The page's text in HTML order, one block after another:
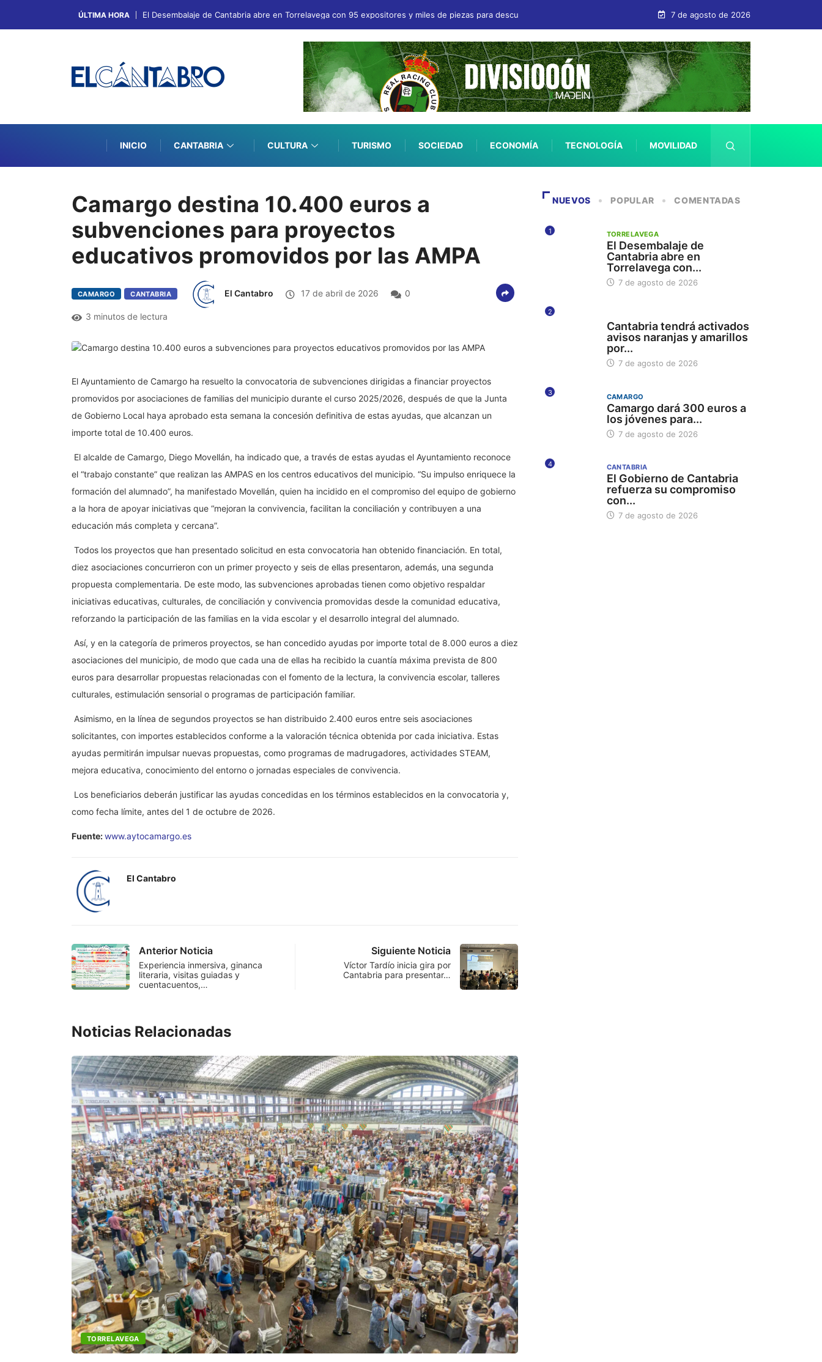
ÚLTIMA HORA El Desembalaje de Cantabria abre en Torrelavega con 95 expositores y miles de piezas para descubrir 7 de agosto de 2026
INICIO CANTABRIA CULTURA TURISMO SOCIEDAD ECONOMÍA TECNOLOGÍA MOVILIDAD
Camargo destina 10.400 euros a
subvenciones para proyectos
educativos promovidos por las AMPA
CAMARGO CANTABRIA El Cantabro 17 de abril de 2026 0
3 minutos de lectura
El Ayuntamiento de Camargo ha resuelto la convocatoria de subvenciones dirigidas a financiar proyectos
promovidos por asociaciones de familias del municipio durante el curso 2025/2026, después de que la Junta
de Gobierno Local haya aprobado esta semana la concesión definitiva de estas ayudas, que alcanzan un
importe total de 10.400 euros.
El alcalde de Camargo, Diego Movellán, ha indicado que, a través de estas ayudas el Ayuntamiento reconoce
el “trabajo constante” que realizan las AMPAS en los centros educativos del municipio. “Su impulso enriquece la
formación del alumnado”, ha manifestado Movellán, quien ha incidido en el compromiso del equipo de gobierno
a la hora de apoyar iniciativas que “mejoran la convivencia, facilitan la conciliación y contribuyen a una
educación más completa y cercana”.
Todos los proyectos que han presentado solicitud en esta convocatoria han obtenido financiación. En total,
diez asociaciones concurrieron con un primer proyecto y seis de ellas presentaron, además, una segunda
propuesta complementaria. De este modo, las subvenciones aprobadas tienen como objetivo respaldar
iniciativas educativas, culturales, de conciliación y convivencia promovidas desde la comunidad educativa,
reforzando la participación de las familias en la vida escolar y el desarrollo integral del alumnado.
Así, y en la categoría de primeros proyectos, se han concedido ayudas por importe total de 8.000 euros a diez
asociaciones del municipio, de modo que cada una de ellas ha recibido la cuantía máxima prevista de 800
euros para desarrollar propuestas relacionadas con el fomento de la lectura, la convivencia escolar, talleres
culturales, estimulación sensorial o programas de participación familiar.
Asimismo, en la línea de segundos proyectos se han distribuido 2.400 euros entre seis asociaciones
solicitantes, con importes establecidos conforme a la valoración técnica obtenida por cada iniciativa. Estas
ayudas permitirán impulsar nuevas propuestas, como programas de madrugadores, actividades STEAM,
mejora educativa, conocimiento del entorno o jornadas especiales de convivencia.
Los beneficiarios deberán justificar las ayudas concedidas en los términos establecidos en la convocatoria y,
como fecha límite, antes del 1 de octubre de 2026.
Fuente:www.aytocamargo.es
El Cantabro
Anterior Noticia
Experiencia inmersiva, ginanca
literaria, visitas guiadas y
cuentacuentos,…
Siguiente Noticia
Víctor Tardío inicia gira por
Cantabria para presentar…
Noticias Relacionadas
TORRELAVEGA
NUEVOS POPULAR COMENTADAS
1 TORRELAVEGA
El Desembalaje de
Cantabria abre en
Torrelavega con...
7 de agosto de 2026
2
Cantabria tendrá activados
avisos naranjas y amarillos
por...
7 de agosto de 2026
3 CAMARGO
Camargo dará 300 euros a
los jóvenes para...
7 de agosto de 2026
4 CANTABRIA
El Gobierno de Cantabria
refuerza su compromiso
con...
7 de agosto de 2026